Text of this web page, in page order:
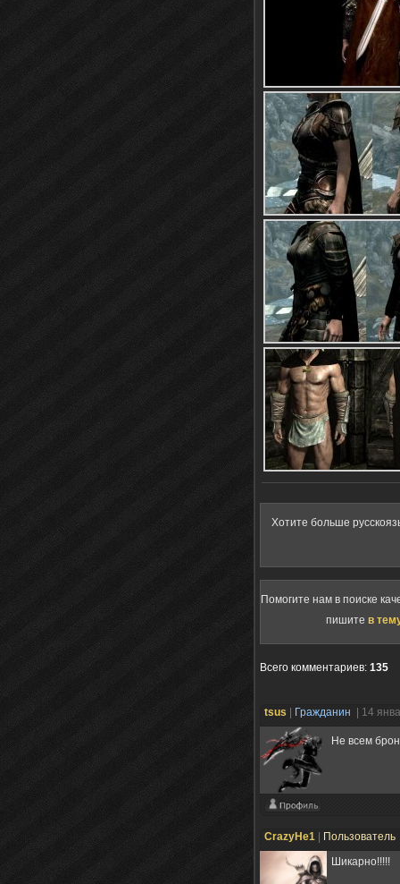
Хотите больше
Помогите нам в поиске
пишите в
Всего комментариев: 135
tsus Гражданин | 14
Не всем
CrazyHe1 Пользователь
Шикарно!!!!!